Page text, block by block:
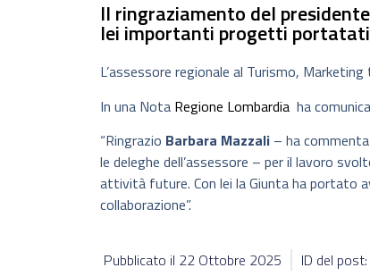
Il ringraziamento del
lei importanti progetti
L’assessore regionale al Turismo,
In una Nota Regione Lombardia ha
“Ringrazio Barbara Mazzali – ha
le deleghe dell’assessore – per il lavoro
attività future. Con lei la Giunta ha portato
collaborazione”.
Pubblicato il 22 Ottobre 2025 ID del